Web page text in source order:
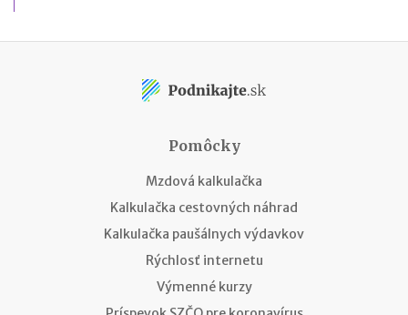
Pomôcky
Mzdová kalkulačka
Kalkulačka cestovných náhrad
Kalkulačka paušálnych výdavkov
Rýchlosť internetu
Výmenné kurzy